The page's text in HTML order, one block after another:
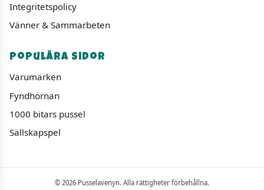
Integritetspolicy
Vänner & Sammarbeten
Populära sidor
Varumärken
Fyndhörnan
1000 bitars pussel
Sällskapspel
© 2026 Pusselavenyn. Alla rättigheter förbehållna.